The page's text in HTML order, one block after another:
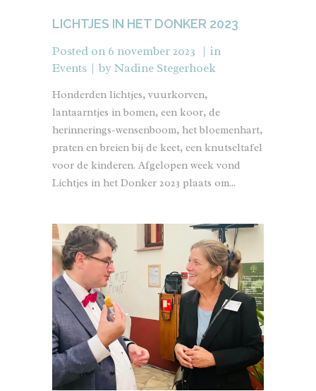
LICHTJES IN HET DONKER 2023
Posted on 6 november 2023
in
Events
byNadine Stegerhoek
Honderden lichtjes, vuurkorven,
lantaarntjes in bomen, een koor, de
herinnerings-wensenboom, het bloemenhart,
praten en breien bij de keet, een knutseltafel
voor de kinderen. Afgelopen week vond
Lichtjes in het Donker 2023 plaats om...